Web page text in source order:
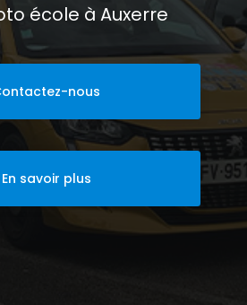
école à Auxerre
nous
En savoir plus